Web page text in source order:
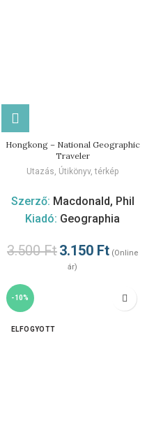
Hongkong – National Geographic
Traveler
Utazás, Útikönyv, térkép
Szerző: Macdonald, Phil
Kiadó: Geographia
3.500Ft3.150 Ft (Online
ár)
-10%
ELFOGYOTT